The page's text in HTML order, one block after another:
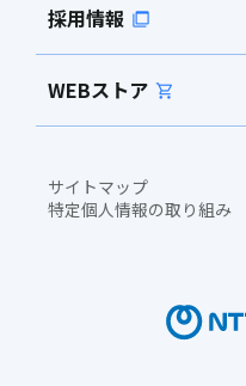
採用情報
WEBストア
サイトマップ
特定個人情報の取り組み